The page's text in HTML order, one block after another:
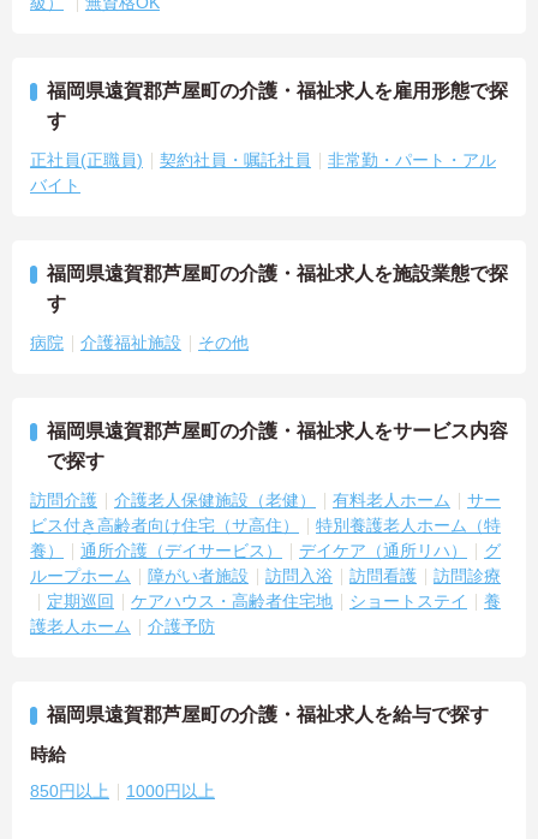
福岡県遠賀郡芦屋町の介護・福祉求人を雇用形態で探
す
正社員(正職員) 契約社員・嘱託社員
非常勤・パート・アル
バイト
福岡県遠賀郡芦屋町の介護・福祉求人を施設業態で探
す
病院 介護福祉施設 その他
福岡県遠賀郡芦屋町の介護・福祉求人をサービス内容
で探す
訪問介護 介護老人保健施設（老健） 有料老人ホーム
サー
ビス付き高齢者向け住宅（サ高住）
特別養護老人ホーム（特
養）
通所介護（デイサービス） デイケア（通所リハ）
グ
ループホーム
障がい者施設 訪問入浴 訪問看護
訪問診療
定期巡回
ケアハウス・高齢者住宅地 ショートステイ
養
護老人ホーム
介護予防
福岡県遠賀郡芦屋町の介護・福祉求人を給与で探す
時給
850円以上 1000円以上